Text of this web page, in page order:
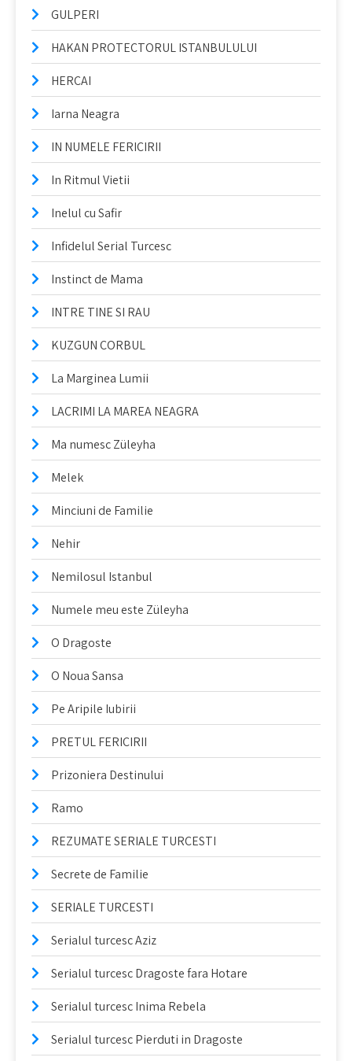
GULPERI
HAKAN PROTECTORUL ISTANBULULUI
HERCAI
Iarna Neagra
IN NUMELE FERICIRII
In Ritmul Vietii
Inelul cu Safir
Infidelul Serial Turcesc
Instinct de Mama
INTRE TINE SI RAU
KUZGUN CORBUL
La Marginea Lumii
LACRIMI LA MAREA NEAGRA
Ma numesc Züleyha
Melek
Minciuni de Familie
Nehir
Nemilosul Istanbul
Numele meu este Züleyha
O Dragoste
O Noua Sansa
Pe Aripile Iubirii
PRETUL FERICIRII
Prizoniera Destinului
Ramo
REZUMATE SERIALE TURCESTI
Secrete de Familie
SERIALE TURCESTI
Serialul turcesc Aziz
Serialul turcesc Dragoste fara Hotare
Serialul turcesc Inima Rebela
Serialul turcesc Pierduti in Dragoste